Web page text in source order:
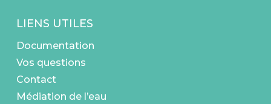
LIENS UTILES
Documentation
Vos questions
Contact
Médiation de l’eau